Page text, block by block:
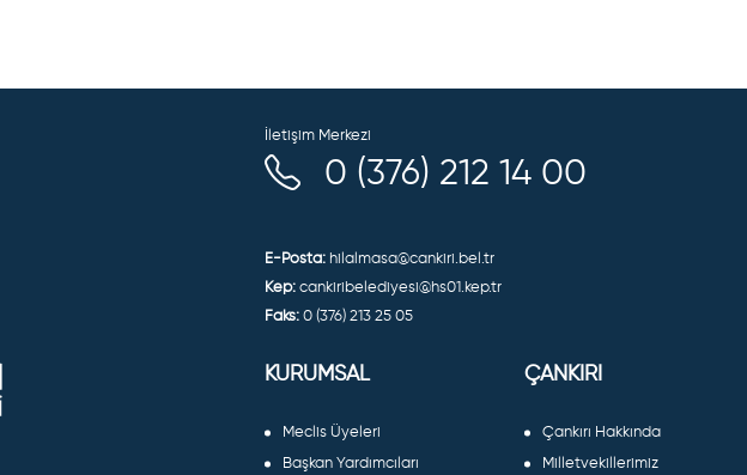
İletişim Merkezi
0 (376) 212 14 00
E-Posta: hilalmasa@cankiri.bel.tr
Kep: cankiribelediyesi@hs01.kep.tr
Faks: 0 (376) 213 25 05
KURUMSAL
Meclis Üyeleri
Başkan Yardımcıları
ÇANKIRI
Çankırı Hakkında
Milletvekillerimiz